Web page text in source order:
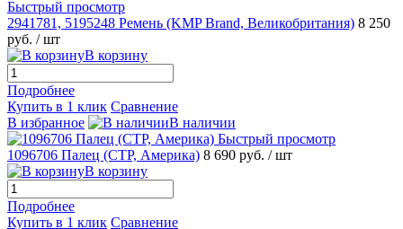
Быстрый просмотр
2941781, 5195248 Ремень (KMP Brand, Великобритания) 8 250
руб. / шт
В корзину
Подробнее
Купить в 1 клик Сравнение
В избранное
В наличии
Быстрый просмотр
1096706 Палец (CTP, Америка) 8 690 руб. / шт
В корзину
Подробнее
Купить в 1 клик Сравнение